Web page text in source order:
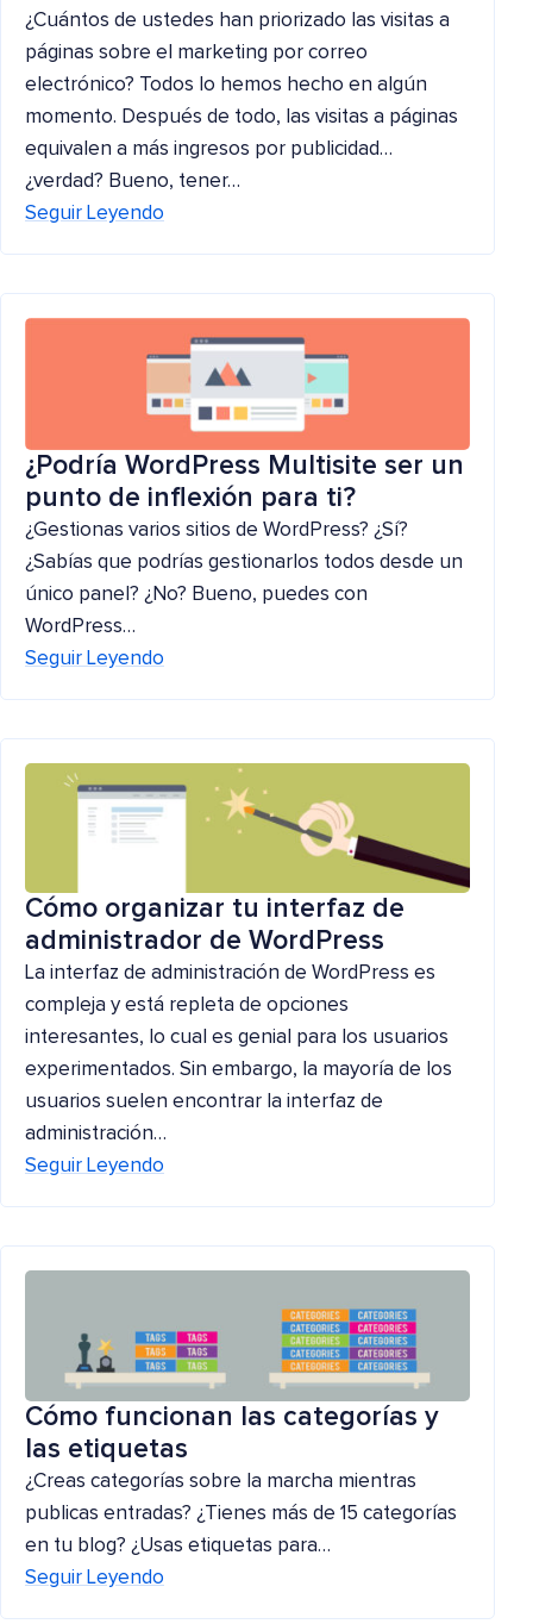
¿Cuántos de ustedes han priorizado las visitas a
páginas sobre el marketing por correo
electrónico? Todos lo hemos hecho en algún
momento. Después de todo, las visitas a páginas
equivalen a más ingresos por publicidad…
¿verdad? Bueno, tener…
Seguir Leyendo
¿Podría WordPress Multisite ser un
punto de inflexión para ti?
¿Gestionas varios sitios de WordPress? ¿Sí?
¿Sabías que podrías gestionarlos todos desde un
único panel? ¿No? Bueno, puedes con
WordPress…
Seguir Leyendo
Cómo organizar tu interfaz de
administrador de WordPress
La interfaz de administración de WordPress es
compleja y está repleta de opciones
interesantes, lo cual es genial para los usuarios
experimentados. Sin embargo, la mayoría de los
usuarios suelen encontrar la interfaz de
administración…
Seguir Leyendo
Cómo funcionan las categorías y
las etiquetas
¿Creas categorías sobre la marcha mientras
publicas entradas? ¿Tienes más de 15 categorías
en tu blog? ¿Usas etiquetas para…
Seguir Leyendo